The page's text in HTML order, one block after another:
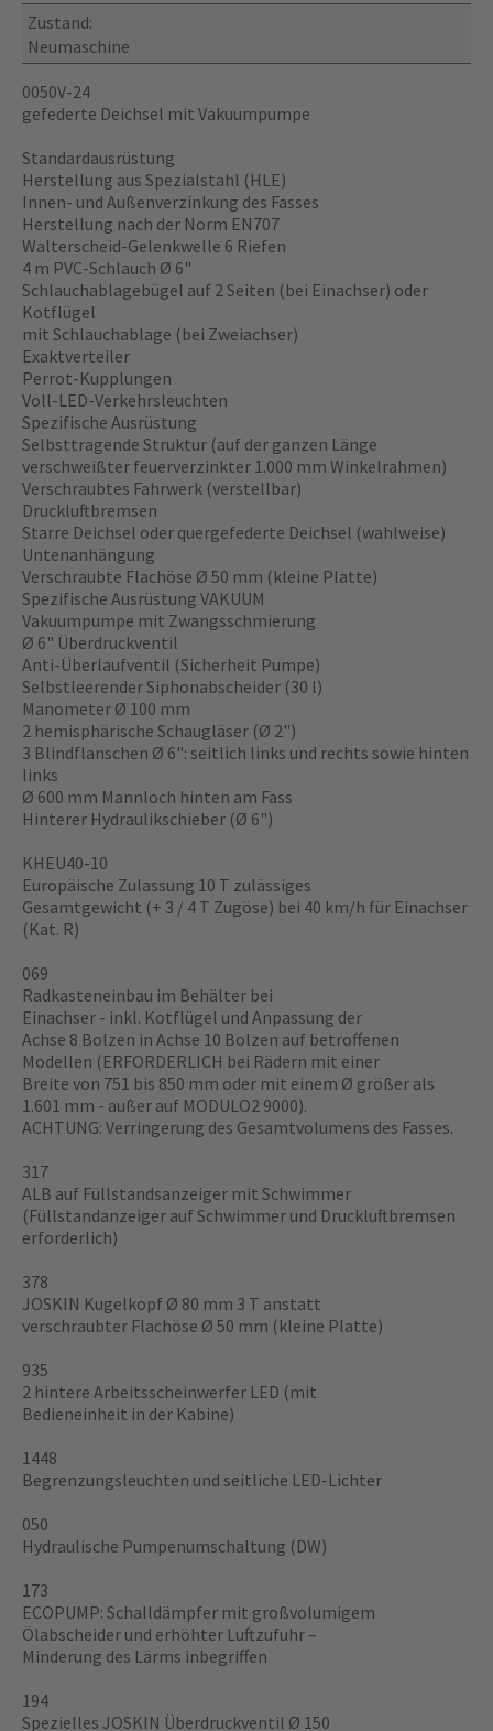
Zustand:
Neumaschine
0050V-24
gefederte Deichsel mit Vakuumpumpe
Standardausrüstung
Herstellung aus Spezialstahl (HLE)
Innen- und Außenverzinkung des Fasses
Herstellung nach der Norm EN707
Walterscheid-Gelenkwelle 6 Riefen
4 m PVC-Schlauch Ø 6"
Schlauchablagebügel auf 2 Seiten (bei Einachser) oder
Kotflügel
mit Schlauchablage (bei Zweiachser)
Exaktverteiler
Perrot-Kupplungen
Voll-LED-Verkehrsleuchten
Spezifische Ausrüstung
Selbsttragende Struktur (auf der ganzen Länge
verschweißter feuerverzinkter 1.000 mm Winkelrahmen)
Verschraubtes Fahrwerk (verstellbar)
Druckluftbremsen
Starre Deichsel oder quergefederte Deichsel (wahlweise)
Untenanhängung
Verschraubte Flachöse Ø 50 mm (kleine Platte)
Spezifische Ausrüstung VAKUUM
Vakuumpumpe mit Zwangsschmierung
Ø 6" Überdruckventil
Anti-Überlaufventil (Sicherheit Pumpe)
Selbstleerender Siphonabscheider (30 l)
Manometer Ø 100 mm
2 hemisphärische Schaugläser (Ø 2")
3 Blindflanschen Ø 6": seitlich links und rechts sowie hinten
links
Ø 600 mm Mannloch hinten am Fass
Hinterer Hydraulikschieber (Ø 6")
KHEU40-10
Europäische Zulassung 10 T zulässiges
Gesamtgewicht (+ 3 / 4 T Zugöse) bei 40 km/h für Einachser
(Kat. R)
069
Radkasteneinbau im Behälter bei
Einachser - inkl. Kotflügel und Anpassung der
Achse 8 Bolzen in Achse 10 Bolzen auf betroffenen
Modellen (ERFORDERLICH bei Rädern mit einer
Breite von 751 bis 850 mm oder mit einem Ø größer als
1.601 mm - außer auf MODULO2 9000).
ACHTUNG: Verringerung des Gesamtvolumens des Fasses.
317
ALB auf Füllstandsanzeiger mit Schwimmer
(Füllstandanzeiger auf Schwimmer und Druckluftbremsen
erforderlich)
378
JOSKIN Kugelkopf Ø 80 mm 3 T anstatt
verschraubter Flachöse Ø 50 mm (kleine Platte)
935
2 hintere Arbeitsscheinwerfer LED (mit
Bedieneinheit in der Kabine)
1448
Begrenzungsleuchten und seitliche LED-Lichter
050
Hydraulische Pumpenumschaltung (DW)
173
ECOPUMP: Schalldämpfer mit großvolumigem
Ölabscheider und erhöhter Luftzufuhr –
Minderung des Lärms inbegriffen
194
Spezielles JOSKIN Überdruckventil Ø 150